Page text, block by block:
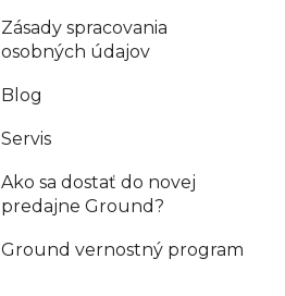
Zásady spracovania
osobných údajov
Blog
Servis
Ako sa dostať do novej
predajne Ground?
Ground vernostný program